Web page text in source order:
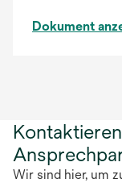
Dokument
Wir sind hier, um